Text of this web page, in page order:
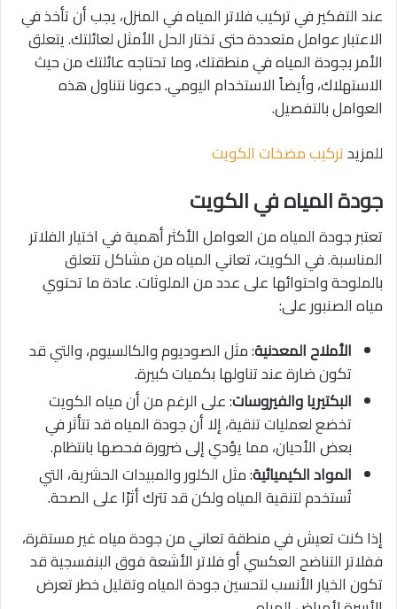
عند التفكير في تركيب فلاتر المياه في المنزل، يجب أن تأخذ في
الاعتبار عوامل متعددة حتى تختار الحل الأمثل لعائلتك. يتعلق
الأمر بجودة المياه في منطقتك، وما تحتاجه عائلتك من حيث
الاستهلاك، وأيضاً الاستخدام اليومي. دعونا نتناول هذه
العوامل بالتفصيل.
للمزيدتركيب مضخات الكويت
جودة المياه في الكويت
تعتبر جودة المياه من العوامل الأكثر أهمية في اختيار الفلاتر
المناسبة. في الكويت، تعاني المياه من مشاكل تتعلق
بالملوحة واحتوائها على عدد من الملوثات. عادة ما تحتوي
مياه الصنبور على:
الأملاح المعدنية: مثل الصوديوم والكالسيوم، والتي قد
تكون ضارة عند تناولها بكميات كبيرة.
البكتيريا والفيروسات: على الرغم من أن مياه الكويت
تخضع لعمليات تنقية، إلا أن جودة المياه قد تتأثر في
بعض الأحيان، مما يؤدي إلى ضرورة فحصها بانتظام.
المواد الكيميائية: مثل الكلور والمبيدات الحشرية، التي
تُستخدم لتنقية المياه ولكن قد تترك أثرًا على الصحة.
إذا كنت تعيش في منطقة تعاني من جودة مياه غير مستقرة،
ففلاتر التناضح العكسي أو فلاتر الأشعة فوق البنفسجية قد
تكون الخيار الأنسب لتحسين جودة المياه وتقليل خطر تعرض